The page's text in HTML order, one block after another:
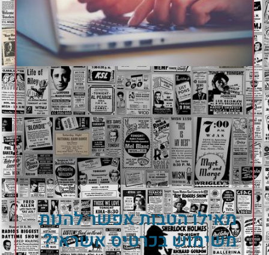
מאילו הטבות אפשר להנות
משימוש בכרטיס אשראי?